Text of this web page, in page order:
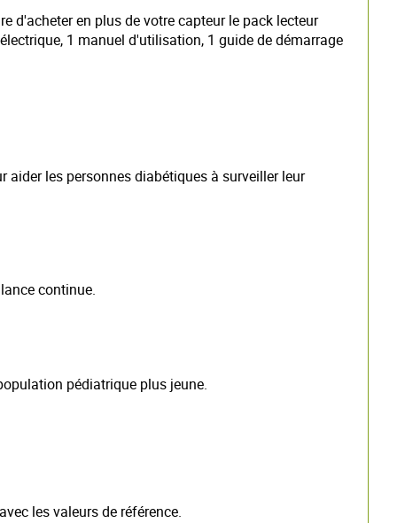
d'acheter en plus de votre capteur le pack lecteur
1 manuel d'utilisation, 1 guide de démarrage
les personnes diabétiques à surveiller leur
continue.
pédiatrique plus jeune.
les valeurs de référence.